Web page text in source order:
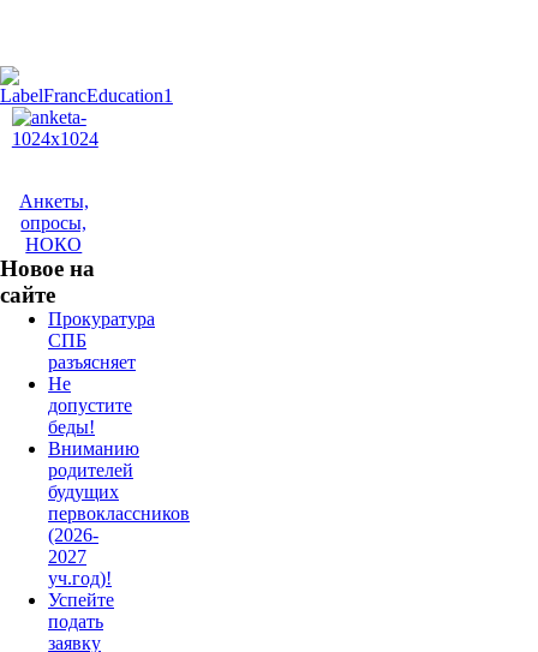
Анкеты,
опросы,
НОКО
Новое на
сайте
Прокуратура
СПБ
разъясняет
Не
допустите
беды!
Вниманию
родителей
будущих
первоклассников
(2026-
2027
уч.год)!
Успейте
подать
заявку